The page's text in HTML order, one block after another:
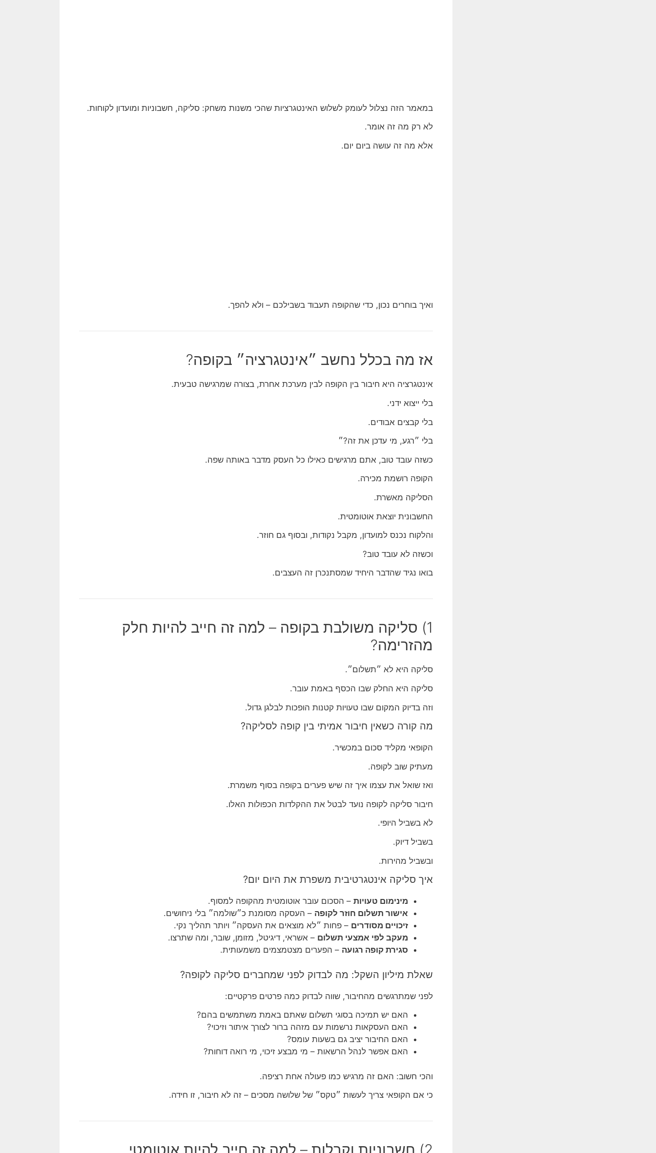
במאמר הזה נצלול לעומק לשלוש האינטגרציות שהכי משנות משחק: סליקה, חשבוניות ומועדון לקוחות.
לא רק מה זה אומר.
אלא מה זה עושה ביום יום.
ואיך בוחרים נכון, כדי שהקופה תעבוד בשבילכם – ולא להפך.
אז מה בכלל נחשב ״אינטגרציה״ בקופה?
אינטגרציה היא חיבור בין הקופה לבין מערכת אחרת, בצורה שמרגישה טבעית.
בלי ייצוא ידני.
בלי קבצים אבודים.
בלי ״רגע, מי עדכן את זה?״
כשזה עובד טוב, אתם מרגישים כאילו כל העסק מדבר באותה שפה.
הקופה רושמת מכירה.
הסליקה מאשרת.
החשבונית יוצאת אוטומטית.
והלקוח נכנס למועדון, מקבל נקודות, ובסוף גם חוזר.
וכשזה לא עובד טוב?
בואו נגיד שהדבר היחיד שמסתנכרן זה העצבים.
1) סליקה משולבת בקופה – למה זה חייב להיות חלק
מהזרימה?
סליקה היא לא ״תשלום״.
סליקה היא החלק שבו הכסף באמת עובר.
וזה בדיוק המקום שבו טעויות קטנות הופכות לבלגן גדול.
מה קורה כשאין חיבור אמיתי בין קופה לסליקה?
הקופאי מקליד סכום במכשיר.
מעתיק שוב לקופה.
ואז שואל את עצמו איך זה שיש פערים בקופה בסוף משמרת.
חיבור סליקה לקופה נועד לבטל את ההקלדות הכפולות האלו.
לא בשביל היופי.
בשביל דיוק.
ובשביל מהירות.
איך סליקה אינטגרטיבית משפרת את היום יום?
מינימום טעויות – הסכום עובר אוטומטית מהקופה למסוף.
אישור תשלום חוזר לקופה – העסקה מסומנת כ״שולמה״ בלי ניחושים.
זיכויים מסודרים – פחות ״לא מוצאים את העסקה״ ויותר תהליך נקי.
מעקב לפי אמצעי תשלום – אשראי, דיגיטל, מזומן, שובר, ומה שתרצו.
סגירת קופה רגועה – הפערים מצטמצמים משמעותית.
שאלת מיליון השקל: מה לבדוק לפני שמחברים סליקה לקופה?
לפני שמתרגשים מהחיבור, שווה לבדוק כמה פרטים פרקטיים:
האם יש תמיכה בסוגי תשלום שאתם באמת משתמשים בהם?
האם העסקאות נרשמות עם מזהה ברור לצורך איתור וזיכוי?
האם החיבור יציב גם בשעות עומס?
האם אפשר לנהל הרשאות – מי מבצע זיכוי, מי רואה דוחות?
והכי חשוב: האם זה מרגיש כמו פעולה אחת רציפה.
כי אם הקופאי צריך לעשות ״טקס״ של שלושה מסכים – זה לא חיבור, זו חידה.